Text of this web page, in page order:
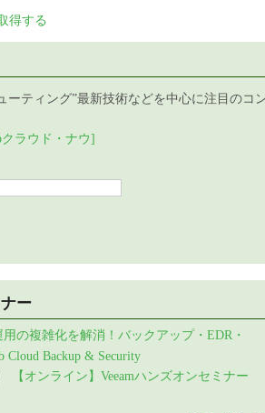
得する
ーティング”最新技術などを中心に注目のコ
ラウド・ナウ]
ー
用の複雑化を解消！バックアップ・EDR・
Backup & Security
【オンライン】Veeamハンズオンセミナー